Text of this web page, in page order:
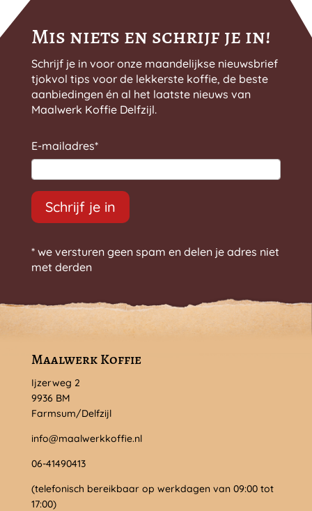
Mis niets en schrijf je in!
Schrijf je in voor onze maandelijkse nieuwsbrief
tjokvol tips voor de lekkerste koffie, de beste
aanbiedingen én al het laatste nieuws van
Maalwerk Koffie Delfzijl.
E-mailadres*
Schrijf je in
* we versturen geen spam en delen je adres niet
met derden
Maalwerk Koffie
Ijzerweg 2
9936 BM
Farmsum/Delfzijl
info@maalwerkkoffie.nl
06-41490413
(telefonisch bereikbaar op werkdagen van 09:00 tot
17:00)